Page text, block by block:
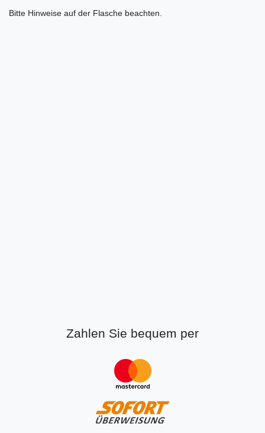
Bitte Hinweise auf der Flasche beachten.
Zahlen Sie bequem per